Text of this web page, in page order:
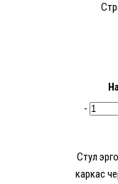
-
Стул
каркас